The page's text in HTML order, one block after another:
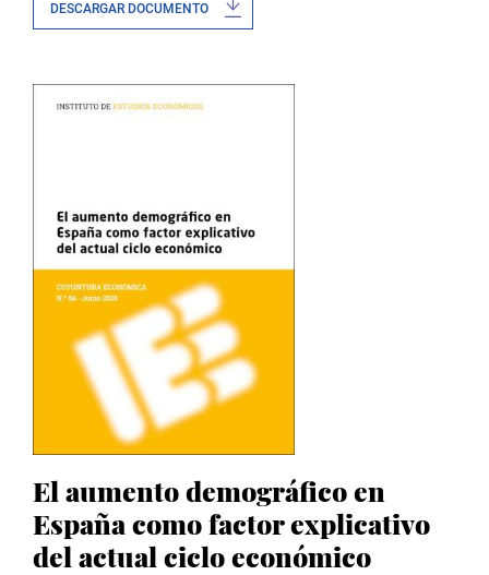
DESCARGAR DOCUMENTO
El aumento demográfico en
España como factor explicativo
del actual ciclo económico